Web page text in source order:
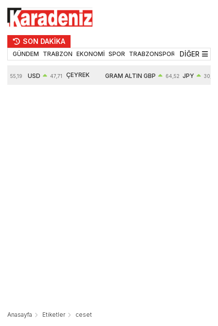
SON DAKİKA
GÜNDEM TRABZON EKONOMİ SPOR TRABZONSPOR TEKNOLOJİ
DİĞER
55,19 USD 47,71 ÇEYREK GRAM ALTIN GBP 64,52 JPY 30,31
Anasayfa Etiketler ceset